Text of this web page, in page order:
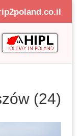
(24)